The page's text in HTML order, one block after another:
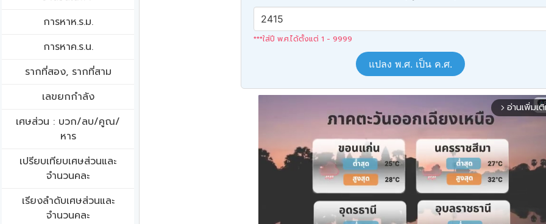
การหาห.ร.ม.
การหาค.ร.น.
รากที่สอง, รากที่สาม
เลขยกกำลัง
เศษส่วน : บวก/ลบ/คูณ/
หาร
เปรียบเทียบเศษส่วนและ
จำนวนคละ
เรียงลำดับเศษส่วนและ
จำนวนคละ
***ใส่ปี พ.ศ.ได้ตั้งแต่ 1 - 9999
แปลง พ.ศ. เป็น ค.ศ.
arrow_forward_ios อ่านเพิ่มเ